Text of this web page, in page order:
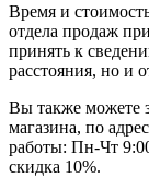
Время и
отдела продаж
принять к
расстояния, но и
Вы также можете
магазина, по
работы: Пн-Чт
скидка 10%.